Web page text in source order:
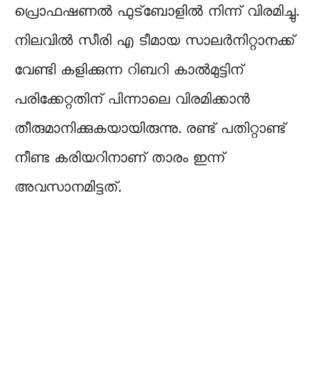
പ്രൊഫഷണൽ ഫുട്ബോളിൽ നിന്ന് വിരമിച്ചു.
നിലവിൽ സീരി എ ടീമായ സാലര്‍നിറ്റാനക്ക്
വേണ്ടി കളിക്കുന്ന റിബറി കാല്‍മുട്ടിന്
പരിക്കേറ്റതിന് പിന്നാലെ വിരമിക്കാന്‍
തീരുമാനിക്കുകയായിരുന്നു. രണ്ട് പതിറ്റാണ്ട്
നീണ്ട കരിയറിനാണ് താരം ഇന്ന്
അവസാനമിട്ടത്.